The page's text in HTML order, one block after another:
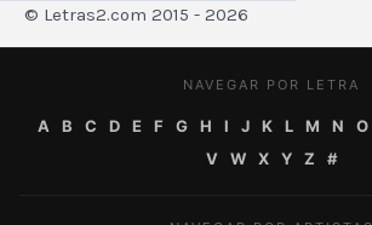
© Letras2.com 2015 - 2026
NAVEGAR POR LETRA
A B C D E F G H I J K L M N O
V
W X Y Z #